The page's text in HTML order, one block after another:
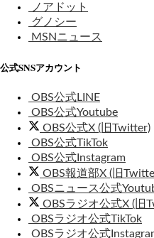
ノアドット
グノシー
MSNニュース
公式SNSアカウント
OBS公式LINE
OBS公式Youtube
OBS公式X (旧Twitter)
OBS公式TikTok
OBS公式Instagram
OBS報道部X (旧
OBSニュース公式
OBSラジオ公式X (旧
OBSラジオ公式TikTok
OBSラジオ公式